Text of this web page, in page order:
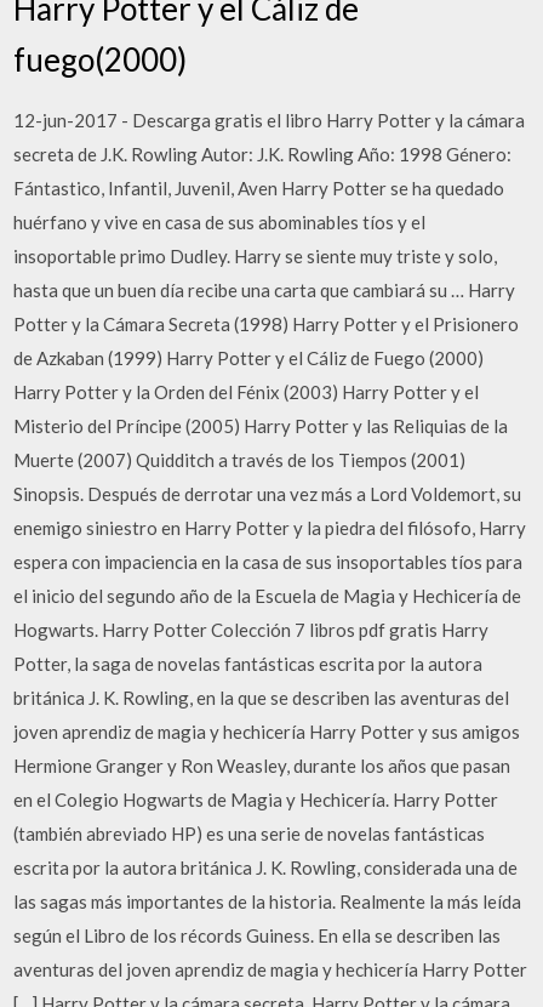
Harry Potter y el Cáliz de
fuego(2000)
12-jun-2017 - Descarga gratis el libro Harry Potter y la cámara
secreta de J.K. Rowling Autor: J.K. Rowling Año: 1998 Género:
Fántastico, Infantil, Juvenil, Aven Harry Potter se ha quedado
huérfano y vive en casa de sus abominables tíos y el
insoportable primo Dudley. Harry se siente muy triste y solo,
hasta que un buen día recibe una carta que cambiará su … Harry
Potter y la Cámara Secreta (1998) Harry Potter y el Prisionero
de Azkaban (1999) Harry Potter y el Cáliz de Fuego (2000)
Harry Potter y la Orden del Fénix (2003) Harry Potter y el
Misterio del Príncipe (2005) Harry Potter y las Reliquias de la
Muerte (2007) Quidditch a través de los Tiempos (2001)
Sinopsis. Después de derrotar una vez más a Lord Voldemort, su
enemigo siniestro en Harry Potter y la piedra del filósofo, Harry
espera con impaciencia en la casa de sus insoportables tíos para
el inicio del segundo año de la Escuela de Magia y Hechicería de
Hogwarts. Harry Potter Colección 7 libros pdf gratis Harry
Potter, la saga de novelas fantásticas escrita por la autora
británica J. K. Rowling, en la que se describen las aventuras del
joven aprendiz de magia y hechicería Harry Potter y sus amigos
Hermione Granger y Ron Weasley, durante los años que pasan
en el Colegio Hogwarts de Magia y Hechicería. Harry Potter
(también abreviado HP) es una serie de novelas fantásticas
escrita por la autora británica J. K. Rowling, considerada una de
las sagas más importantes de la historia. Realmente la más leída
según el Libro de los récords Guiness. En ella se describen las
aventuras del joven aprendiz de magia y hechicería Harry Potter